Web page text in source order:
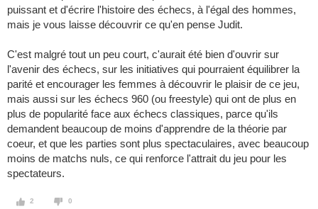
puissant et d'écrire l'histoire des échecs, à l'égal des hommes,
mais je vous laisse découvrir ce qu'en pense Judit.
C'est malgré tout un peu court, c'aurait été bien d'ouvrir sur
l'avenir des échecs, sur les initiatives qui pourraient équilibrer la
parité et encourager les femmes à découvrir le plaisir de ce jeu,
mais aussi sur les échecs 960 (ou freestyle) qui ont de plus en
plus de popularité face aux échecs classiques, parce qu'ils
demandent beaucoup de moins d'apprendre de la théorie par
coeur, et que les parties sont plus spectaculaires, avec beaucoup
moins de matchs nuls, ce qui renforce l'attrait du jeu pour les
spectateurs.
2 0